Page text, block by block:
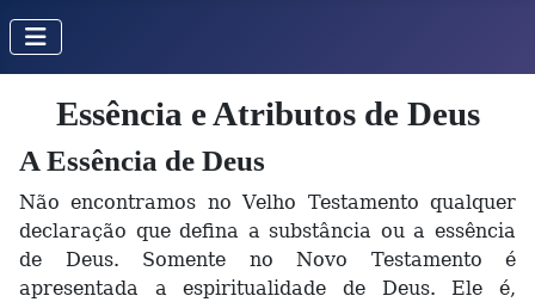
Essência e Atributos de Deus
A Essência de Deus
Não encontramos no Velho Testamento qualquer
declaração que defina a substância ou a essência
de Deus. Somente no Novo Testamento é
apresentada a espiritualidade de Deus. Ele é,